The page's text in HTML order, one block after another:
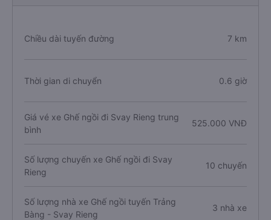
Chiều dài tuyến đường 7 km
Thời gian di chuyển 0.6 giờ
Giá vé xe Ghế ngồi đi Svay Rieng trung
bình
525.000 VNĐ
Số lượng chuyến xe Ghế ngồi đi Svay
Rieng
10 chuyến
Số lượng nhà xe Ghế ngồi tuyến Trảng
Bàng - Svay Rieng
3 nhà xe